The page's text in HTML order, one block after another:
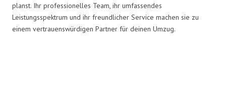
planst. Ihr professionelles Team, ihr umfassendes
Leistungsspektrum und ihr freundlicher Service machen sie zu
einem vertrauenswürdigen Partner für deinen Umzug.